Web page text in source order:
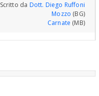
Scritto da Dott. Diego Ruffoni
Mozzo (BG)
Carnate (MB)